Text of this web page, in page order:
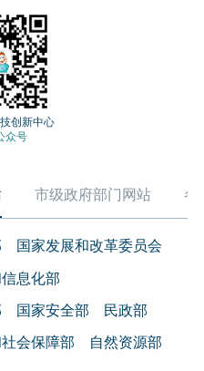
创新中心
众号
市级政府部门网站 各
国家发展和改革委员会
息化部
国家安全部 民政部
会保障部 自然资源部